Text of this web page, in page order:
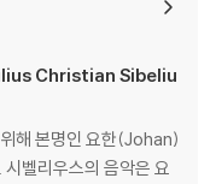
Christian Sibeliu
해 본명인 요한(Johan)
벨리우스의 음악은 요